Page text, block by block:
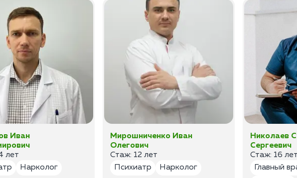
Иван
лет
Нарколог
Мирошниченко Иван
Олегович
Стаж: 12 лет
Психиатр
Нарколог
Николаев
Сергеевич
Стаж: 16 лет
Главный